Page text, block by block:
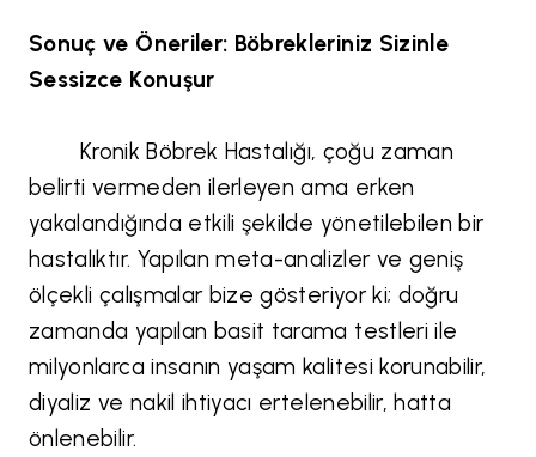
Sonuç ve Öneriler: Böbrekleriniz Sizinle
Sessizce Konuşur
Kronik Böbrek Hastalığı, çoğu zaman
belirti vermeden ilerleyen ama erken
yakalandığında etkili şekilde yönetilebilen bir
hastalıktır. Yapılan meta-analizler ve geniş
ölçekli çalışmalar bize gösteriyor ki; doğru
zamanda yapılan basit tarama testleri ile
milyonlarca insanın yaşam kalitesi korunabilir,
diyaliz ve nakil ihtiyacı ertelenebilir, hatta
önlenebilir.